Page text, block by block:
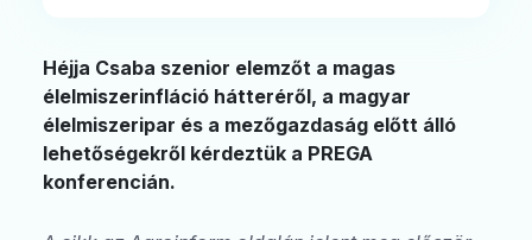
Héjja Csaba szenior elemzőt a magas
élelmiszerinfláció hátteréről, a magyar
élelmiszeripar és a mezőgazdaság előtt álló
lehetőségekről kérdeztük a PREGA
konferencián.